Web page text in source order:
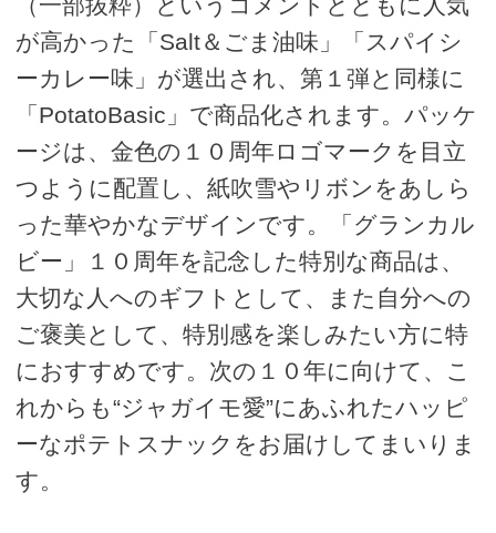
が高かった「Salt＆ごま油味」「スパイシ
ーカレー味」が選出され、第１弾と同様に
「PotatoBasic」で商品化されます。パッケ
ージは、金色の１０周年ロゴマークを目立
つように配置し、紙吹雪やリボンをあしら
った華やかなデザインです。「グランカル
ビー」１０周年を記念した特別な商品は、
大切な人へのギフトとして、また自分への
ご褒美として、特別感を楽しみたい方に特
におすすめです。次の１０年に向けて、こ
れからも“ジャガイモ愛”にあふれたハッピ
ーなポテトスナックをお届けしてまいりま
す。